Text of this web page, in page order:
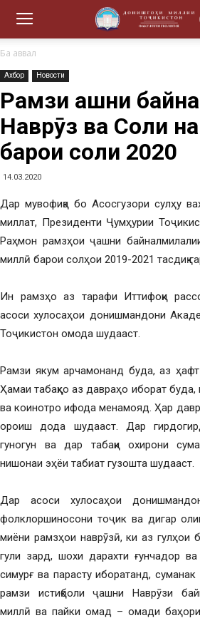
Ба аввал
Ахбор Новости
Рамзи ҷашни
Наврӯз ва Соли
барои соли 2020
14.03.2020
Дар мувофиқа бо Асосгузори сулҳу
миллат, Президенти Ҷумҳурии
Раҳмон рамзҳои ҷашни
миллӣ барои солҳои 2019-2021 тасдиқ
Ин рамзҳо аз тарафи Иттифоқи
асоси хулосаҳои донишмандони
Тоҷикистон омода шудааст.
Рамзи якум арчамонанд буда, аз
Ҳамаи табақҳо аз давраҳо иборат
ва коинотро ифода менамояд. Ҳар
ороиш дода шудааст. Дар
гуногун ва дар табақи охирони
нишонаи эҳёи табиат гузошта шудааст.
Дар асоси хулосаҳои
фолклоршиносони тоҷик ва дигар
миёни рамзҳои наврӯзӣ, ки аз гулҳои
гули зард, шохи дарахти ғунчадор
симурғ ва парасту иборатанд,
рамзи истиқболи ҷашни Наврӯзи
миллӣ ва пайки омад – омади